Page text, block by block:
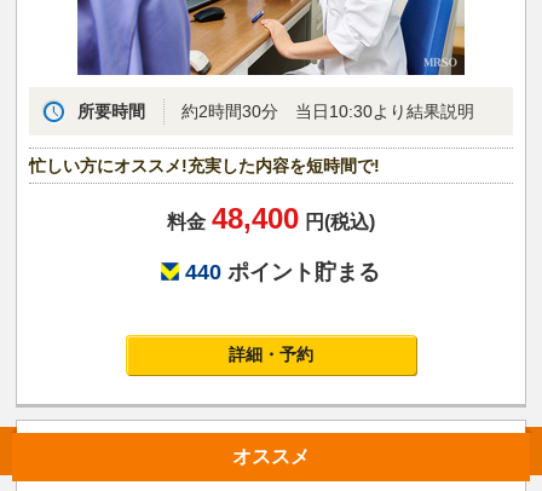
所要時間 約2時間30分 当日10:30より結果説明
忙しい方にオススメ!充実した内容を短時間で!
料金 48,400 円(税込)
440 ポイント貯まる
詳細・予約
オススメ